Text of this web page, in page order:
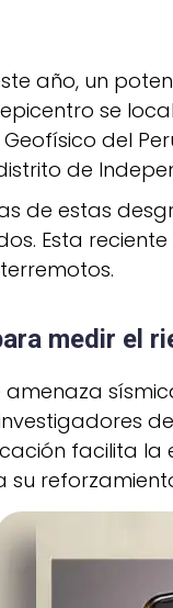
año, un
se
del
de
de estas
Esta
medir el
facilita